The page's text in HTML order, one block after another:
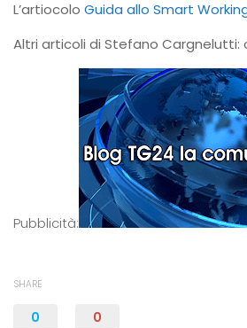
L’artiocolo Guida allo Smart
Altri articoli di Stefano Cargnelutti:
Pubblicità:
SHARE
0 0